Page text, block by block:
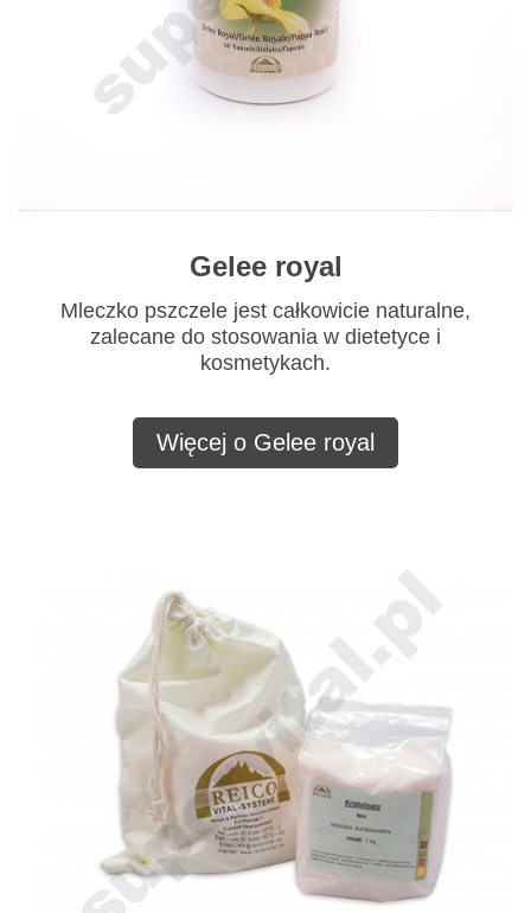
Gelee royal
Mleczko pszczele jest całkowicie naturalne,
zalecane do stosowania w dietetyce i
kosmetykach.
Więcej o Gelee royal